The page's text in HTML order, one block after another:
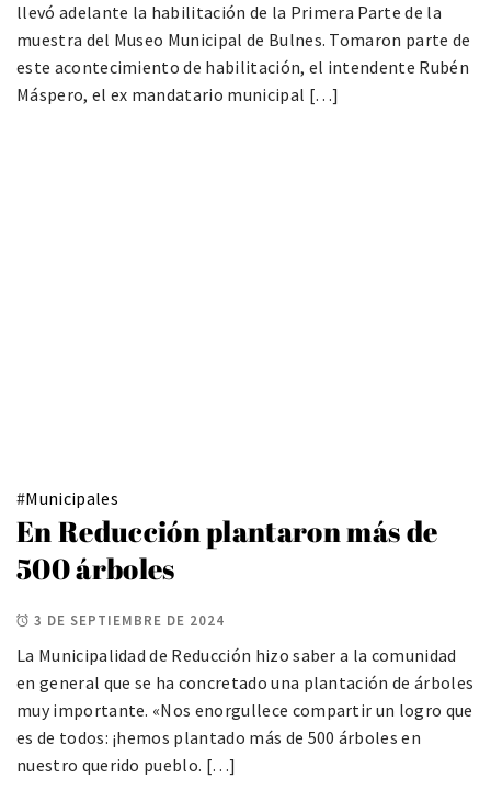
llevó adelante la habilitación de la Primera Parte de la
muestra del Museo Municipal de Bulnes. Tomaron parte de
este acontecimiento de habilitación, el intendente Rubén
Máspero, el ex mandatario municipal […]
#Municipales
En Reducción plantaron más de
500 árboles
3 DE SEPTIEMBRE DE 2024
La Municipalidad de Reducción hizo saber a la comunidad
en general que se ha concretado una plantación de árboles
muy importante. «Nos enorgullece compartir un logro que
es de todos: ¡hemos plantado más de 500 árboles en
nuestro querido pueblo. […]